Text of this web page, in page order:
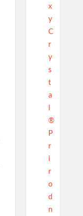
x
y
C
r
y
s
t
a
l
®
P
r
i
r
o
d
n